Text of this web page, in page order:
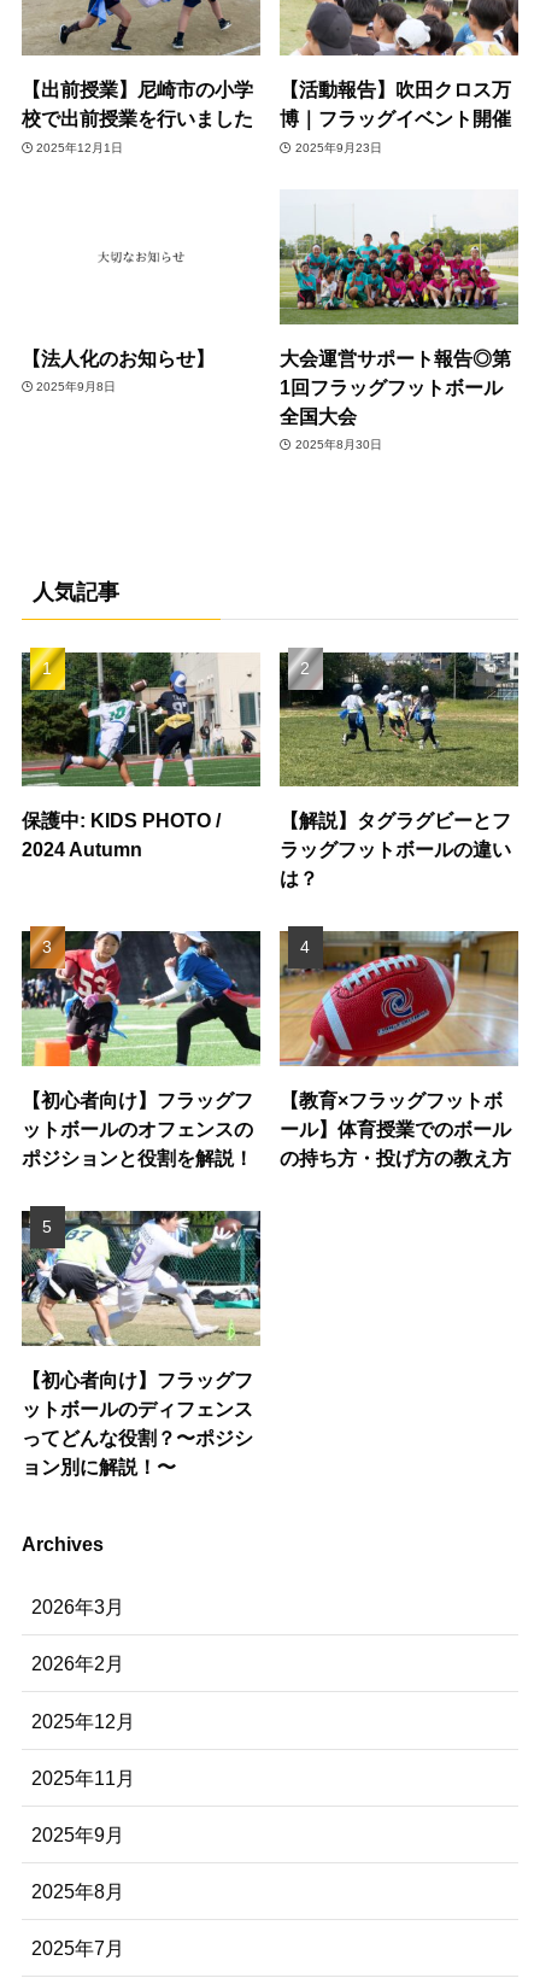
【出前授業】尼崎市の小学
校で出前授業を行いました
2025年12月1日
【活動報告】吹田クロス万
博｜フラッグイベント開催
2025年9月23日
【法人化のお知らせ】
2025年9月8日
大会運営サポート報告◎第
1回フラッグフットボール
全国大会
2025年8月30日
人気記事
保護中: KIDS PHOTO /
2024 Autumn
【解説】タグラグビーとフ
ラッグフットボールの違い
は？
【初心者向け】フラッグフ
ットボールのオフェンスの
ポジションと役割を解説！
【教育×フラッグフットボ
ール】体育授業でのボール
の持ち方・投げ方の教え方
【初心者向け】フラッグフ
ットボールのディフェンス
ってどんな役割？〜ポジシ
ョン別に解説！〜
Archives
2026年3月
2026年2月
2025年12月
2025年11月
2025年9月
2025年8月
2025年7月